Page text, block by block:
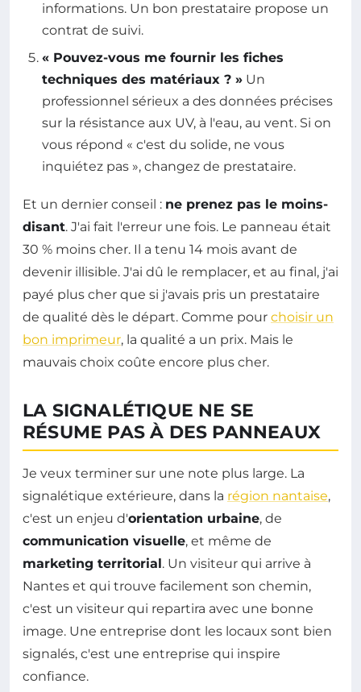
informations. Un bon prestataire propose un
contrat de suivi.
« Pouvez-vous me fournir les fiches
techniques des matériaux ? » Un
professionnel sérieux a des données précises
sur la résistance aux UV, à l'eau, au vent. Si on
vous répond « c'est du solide, ne vous
inquiétez pas », changez de prestataire.
Et un dernier conseil : ne prenez pas le moins-
disant. J'ai fait l'erreur une fois. Le panneau était
30 % moins cher. Il a tenu 14 mois avant de
devenir illisible. J'ai dû le remplacer, et au final, j'ai
payé plus cher que si j'avais pris un prestataire
de qualité dès le départ. Comme pour choisir un
bon imprimeur, la qualité a un prix. Mais le
mauvais choix coûte encore plus cher.
LA SIGNALÉTIQUE NE SE
RÉSUME PAS À DES PANNEAUX
Je veux terminer sur une note plus large. La
signalétique extérieure, dans la région nantaise,
c'est un enjeu d'orientation urbaine, de
communication visuelle, et même de
marketing territorial. Un visiteur qui arrive à
Nantes et qui trouve facilement son chemin,
c'est un visiteur qui repartira avec une bonne
image. Une entreprise dont les locaux sont bien
signalés, c'est une entreprise qui inspire
confiance.